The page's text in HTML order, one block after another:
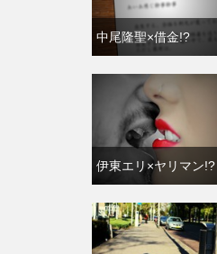
中尾隆聖×借金!?
伊東エリ×ヤリマン!?